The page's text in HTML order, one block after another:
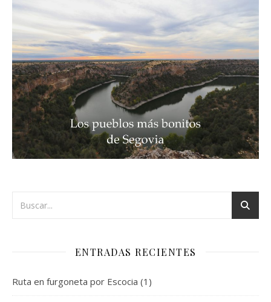
ENTRADAS RECIENTES
Ruta en furgoneta por Escocia (1)